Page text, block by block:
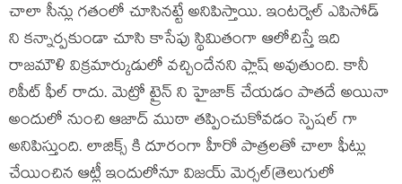
చాలా సీన్లు గతంలో చూసినట్టే అనిపిస్తాయి. ఇంటర్వెల్ ఎపిసోడ్
ని కన్నార్పకుండా చూసి కాసేపు స్థిమితంగా ఆలోచిస్తే ఇది
రాజమౌళి విక్రమార్కుడులో వచ్చిందేనని ఫ్లాష్ అవుతుంది. కానీ
రిపీట్ ఫీల్ రాదు. మెట్రో ట్రైన్ ని హైజాక్ చేయడం పాతదే అయినా
అందులో నుంచి ఆజాద్ ముఠా తప్పించుకోవడం స్పెషల్ గా
అనిపిస్తుంది. లాజిక్స్ కి దూరంగా హీరో పాత్రలతో చాలా ఫీట్లు
చేయించిన ఆట్లీ ఇందులోనూ విజయ్ మెర్సల్(తెలుగులో